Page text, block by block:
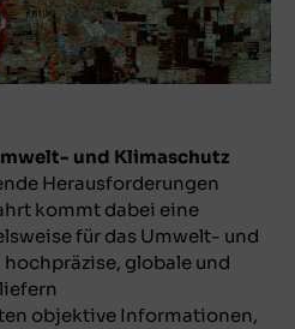
und Klimaschutz
Herausforderungen
kommt dabei eine
für das Umwelt- und
globale und
objektive Informationen,